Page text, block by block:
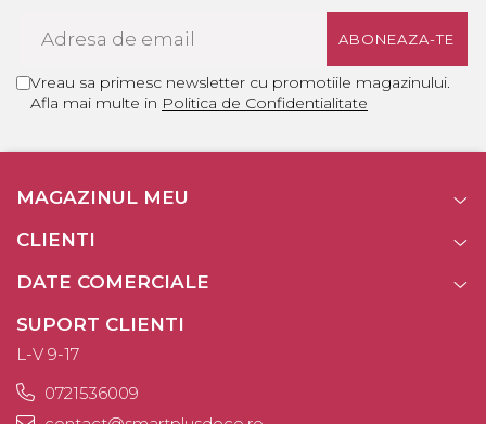
Vreau sa primesc newsletter cu promotiile magazinului.
Afla mai multe in Politica de Confidentialitate
MAGAZINUL MEU
CLIENTI
DATE COMERCIALE
SUPORT CLIENTI
L-V 9-17
0721536009